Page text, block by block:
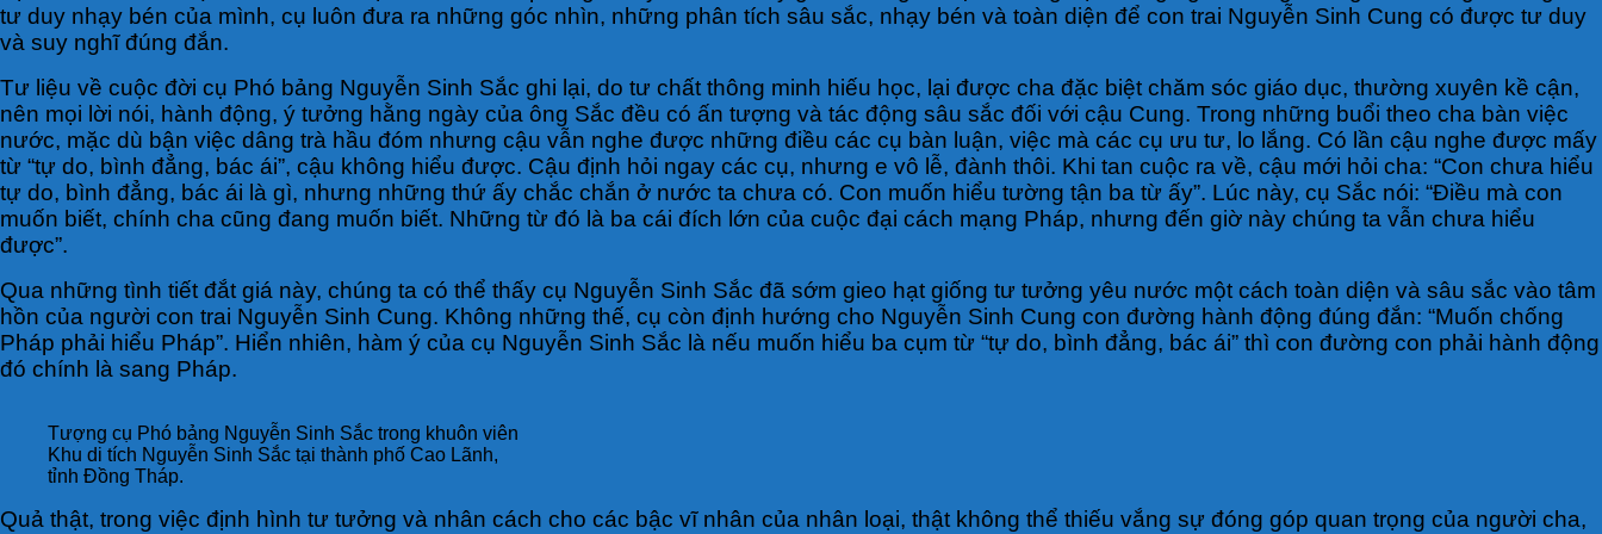
tư duy nhạy bén của mình, cụ luôn đưa ra những góc nhìn, những phân tích sâu sắc, nhạy bén và toàn diện để con trai Nguyễn Sinh Cung có được tư duy
và suy nghĩ đúng đắn.
Tư liệu về cuộc đời cụ Phó bảng Nguyễn Sinh Sắc ghi lại, do tư chất thông minh hiếu học, lại được cha đặc biệt chăm sóc giáo dục, thường xuyên kề cận,
nên mọi lời nói, hành động, ý tưởng hằng ngày của ông Sắc đều có ấn tượng và tác động sâu sắc đối với cậu Cung. Trong những buổi theo cha bàn việc
nước, mặc dù bận việc dâng trà hầu đóm nhưng cậu vẫn nghe được những điều các cụ bàn luận, việc mà các cụ ưu tư, lo lắng. Có lần cậu nghe được mấy
từ “tự do, bình đẳng, bác ái”, cậu không hiểu được. Cậu định hỏi ngay các cụ, nhưng e vô lễ, đành thôi. Khi tan cuộc ra về, cậu mới hỏi cha: “Con chưa hiểu
tự do, bình đẳng, bác ái là gì, nhưng những thứ ấy chắc chắn ở nước ta chưa có. Con muốn hiểu tường tận ba từ ấy”. Lúc này, cụ Sắc nói: “Điều mà con
muốn biết, chính cha cũng đang muốn biết. Những từ đó là ba cái đích lớn của cuộc đại cách mạng Pháp, nhưng đến giờ này chúng ta vẫn chưa hiểu
được”.
Qua những tình tiết đắt giá này, chúng ta có thể thấy cụ Nguyễn Sinh Sắc đã sớm gieo hạt giống tư tưởng yêu nước một cách toàn diện và sâu sắc vào tâm
hồn của người con trai Nguyễn Sinh Cung. Không những thế, cụ còn định hướng cho Nguyễn Sinh Cung con đường hành động đúng đắn: “Muốn chống
Pháp phải hiểu Pháp”. Hiển nhiên, hàm ý của cụ Nguyễn Sinh Sắc là nếu muốn hiểu ba cụm từ “tự do, bình đẳng, bác ái” thì con đường con phải hành động
đó chính là sang Pháp.
Tượng cụ Phó bảng Nguyễn Sinh Sắc trong khuôn viên
Khu di tích Nguyễn Sinh Sắc tại thành phố Cao Lãnh,
tỉnh Đồng Tháp.
Quả thật, trong việc định hình tư tưởng và nhân cách cho các bậc vĩ nhân của nhân loại, thật không thể thiếu vắng sự đóng góp quan trọng của người cha,